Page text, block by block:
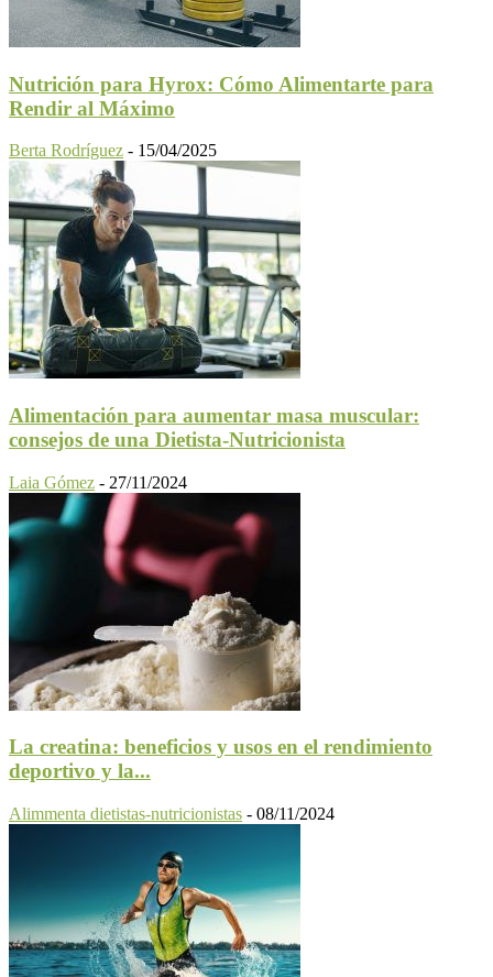
Nutrición para Hyrox: Cómo Alimentarte para
Rendir al Máximo
Berta Rodríguez - 15/04/2025
Alimentación para aumentar masa muscular:
consejos de una Dietista-Nutricionista
Laia Gómez - 27/11/2024
La creatina: beneficios y usos en el rendimiento
deportivo y la...
Alimmenta dietistas-nutricionistas - 08/11/2024